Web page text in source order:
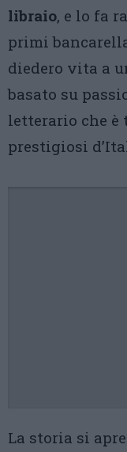
libraio, e lo fa
primi
diedero vita a
basato su
letterario che
prestigiosi
La storia si